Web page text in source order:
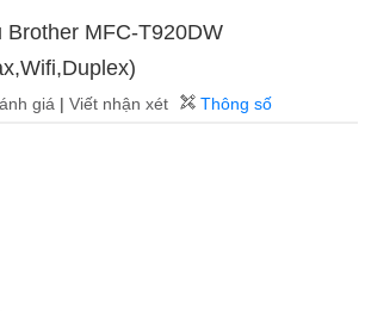
Brother MFC-T920DW
giá | Viết nhận xét Thông số